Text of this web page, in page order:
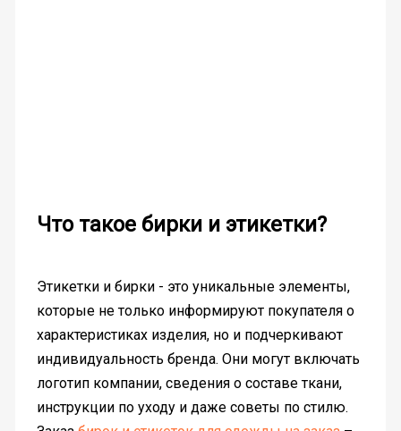
Что такое бирки и этикетки?
Этикетки и бирки - это уникальные элементы,
которые не только информируют покупателя о
характеристиках изделия, но и подчеркивают
индивидуальность бренда. Они могут включать
логотип компании, сведения о составе ткани,
инструкции по уходу и даже советы по стилю.